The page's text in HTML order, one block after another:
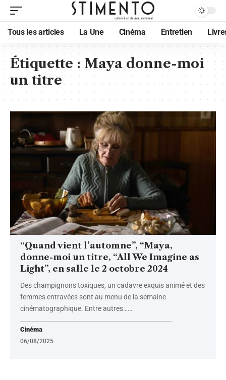
Tous les articles La Une Cinéma Entretien
Étiquette : Maya donne-moi
un titre
“Quand vient l’automne”, “Maya,
donne-moi un titre, “All We Imagine as
Light”, en salle le 2 octobre 2024
Des champignons toxiques, un cadavre exquis animé et des
femmes entravées sont au menu de la semaine
cinématographique. Entre autres……
Cinéma
06/08/2025